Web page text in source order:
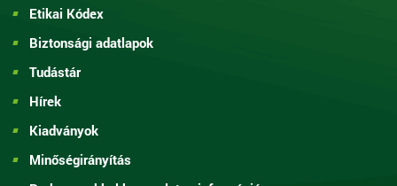
Etikai Kódex
Biztonsági adatlapok
Tudástár
Hírek
Kiadványok
Minőségirányítás